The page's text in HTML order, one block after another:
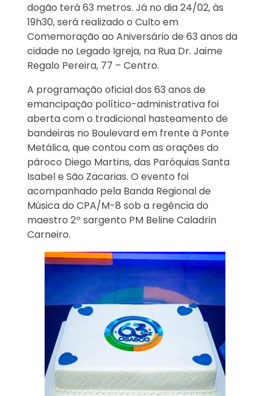
dogão terá 63 metros. Já no dia 24/02, às
19h30, será realizado o Culto em
Comemoração ao Aniversário de 63 anos da
cidade no Legado Igreja, na Rua Dr. Jaime
Regalo Pereira, 77 – Centro.
A programação oficial dos 63 anos de
emancipação político-administrativa foi
aberta com o tradicional hasteamento de
bandeiras no Boulevard em frente à Ponte
Metálica, que contou com as orações do
pároco Diego Martins, das Paróquias Santa
Isabel e São Zacarias. O evento foi
acompanhado pela Banda Regional de
Música do CPA/M-8 sob a regência do
maestro 2º sargento PM Beline Caladrin
Carneiro.